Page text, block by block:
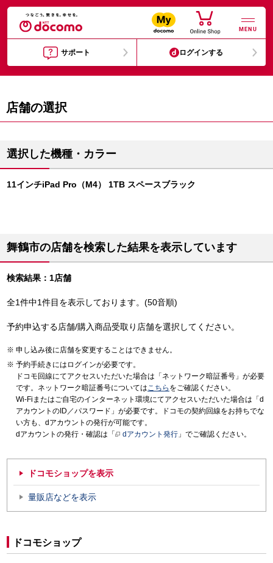
MENU
サポート ログインする
店舗の選択
選択した機種・カラー
11インチiPad Pro（M4） 1TB スペースブラック
舞鶴市の店舗を検索した結果を表示しています
検索結果：1店舗
全1件中1件目を表示しております。(50音順)
予約申込する店舗/購入商品受取り店舗を選択してください。
申し込み後に店舗を変更することはできません。
予約手続きにはログインが必要です。
ドコモ回線にてアクセスいただいた場合は「ネットワーク暗証番号」が必要
です。ネットワーク暗証番号についてはこちら をご確認ください。
Wi-Fiまたはご自宅のインターネット環境にてアクセスいただいた場合は「d
アカウントのID／パスワード」が必要です。ドコモの契約回線をお持ちでな
い方も、dアカウントの発行が可能です。
dアカウントの発行・確認は「
dアカウント発行 」でご確認ください。
ドコモショップを表示
量販店などを表示
ドコモショップ